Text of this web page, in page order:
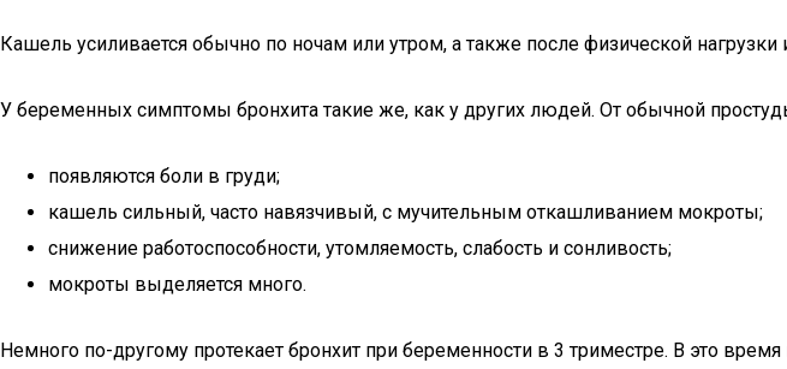
Кашель усиливается обычно по ночам или утром, а также после физической нагрузки
У беременных симптомы бронхита такие же, как у других людей. От обычной
появляются боли в груди;
кашель сильный, часто навязчивый, с мучительным откашливанием мокроты;
снижение работоспособности, утомляемость, слабость и сонливость;
мокроты выделяется много.
Немного по-другому протекает бронхит при беременности в 3 триместре. В это